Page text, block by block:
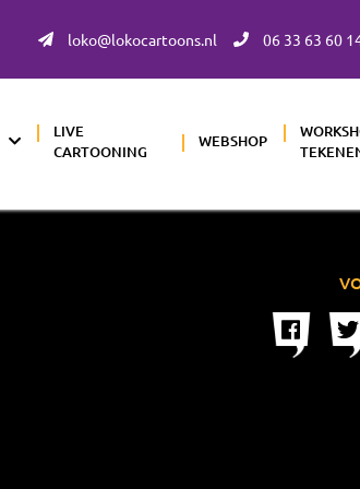
loko@lokocartoons.nl 06 33 63 60
LIVE
CARTOONING
WEBSHOP